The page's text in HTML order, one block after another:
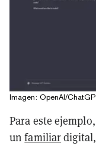
Imagen: OpenAI/
Para este
unfamiliar